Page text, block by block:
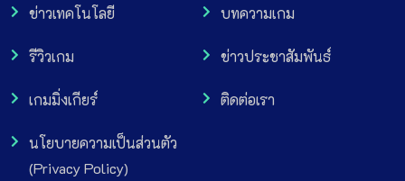
ข่าวเทคโนโลยี บทความเกม
รีวิวเกม ข่าวประชาสัมพันธ์
เกมมิ่งเกียร์ ติดต่อเรา
นโยบายความเป็นส่วนตัว
(Privacy Policy)